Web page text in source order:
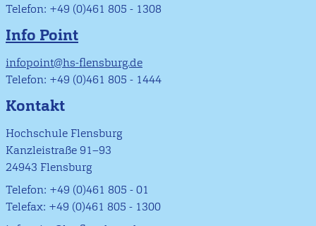
Telefon: +49 (0)461 805 - 1308
Info Point
infopoint@hs-flensburg.de
Telefon: +49 (0)461 805 - 1444
Kontakt
Hochschule Flensburg
Kanzleistraße 91–93
24943 Flensburg
Telefon: +49 (0)461 805 - 01
Telefax: +49 (0)461 805 - 1300